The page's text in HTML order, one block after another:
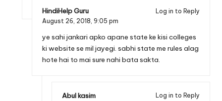
HindiHelp Guru
Log in to Reply
August 26, 2018, 9:05 pm
ye sahi jankari apko apane state ke kisi colleges
ki website se mil jayegi. sabhi state me rules alag
hote hai to mai sure nahi bata sakta.
Abul kasim
Log in to Reply